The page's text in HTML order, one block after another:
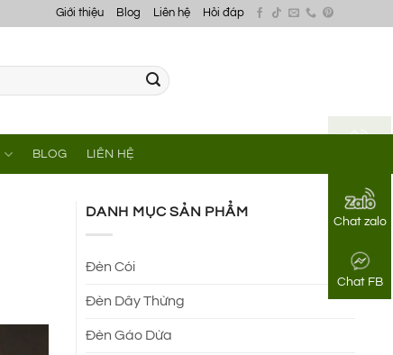
Chat zalo
Chat FB
Giới thiệu Blog Liên hệ Hỏi đáp
BLOG LIÊN HỆ
DANH MỤC SẢN PHẨM
Đèn Cói
Đèn Dây Thừng
Đèn Gáo Dừa